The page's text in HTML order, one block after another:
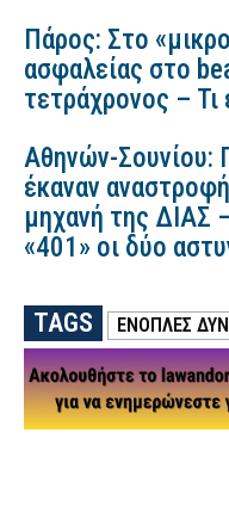
Πάρος: Στο
ασφαλείας στο
τετράχρονος – Τι
Αθηνών-Σουνίου:
έκαναν
μηχανή της ΔΙΑΣ
«401» οι δύο
TAGS ΕΝΟΠΛΕΣ